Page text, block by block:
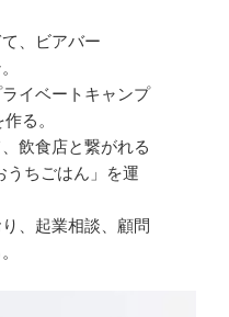
、ビアバー
イベートキャンプ
る。
飲食店と繋がれる
うちごはん」を運
、起業相談、顧問